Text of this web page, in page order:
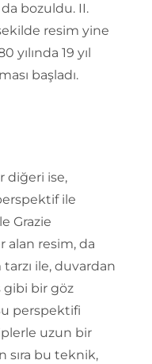
bozuldu. II.
şekilde resim yine
yılında 19 yıl
başladı.
diğeri ise,
ile
Grazie
alan resim, da
ile, duvardan
gibi bir göz
perspektifi
uzun bir
sıra bu teknik,